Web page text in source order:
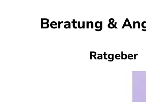
Beratung &
Ratgeber